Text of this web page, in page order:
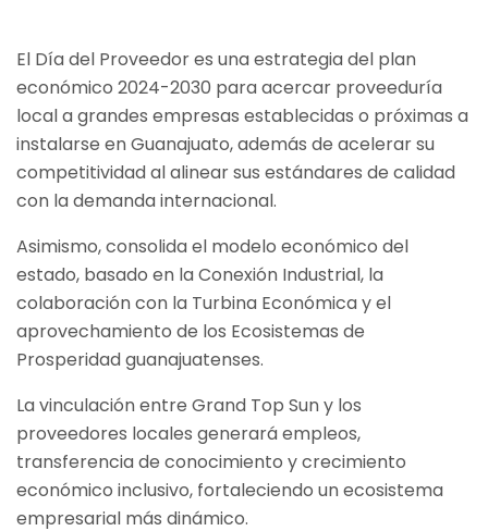
El Día del Proveedor es una estrategia del plan
económico 2024-2030 para acercar proveeduría
local a grandes empresas establecidas o próximas a
instalarse en Guanajuato, además de acelerar su
competitividad al alinear sus estándares de calidad
con la demanda internacional.
Asimismo, consolida el modelo económico del
estado, basado en la Conexión Industrial, la
colaboración con la Turbina Económica y el
aprovechamiento de los Ecosistemas de
Prosperidad guanajuatenses.
La vinculación entre Grand Top Sun y los
proveedores locales generará empleos,
transferencia de conocimiento y crecimiento
económico inclusivo, fortaleciendo un ecosistema
empresarial más dinámico.